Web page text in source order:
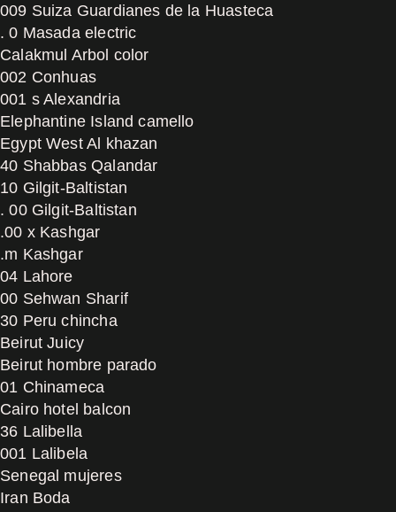
009 Suiza Guardianes de la Huasteca
. 0 Masada electric
Calakmul Arbol color
002 Conhuas
001 s Alexandria
Elephantine Island camello
Egypt West Al khazan
40 Shabbas Qalandar
10 Gilgit-Baltistan
. 00 Gilgit-Baltistan
.00 x Kashgar
.m Kashgar
04 Lahore
00 Sehwan Sharif
30 Peru chincha
Beirut Juicy
Beirut hombre parado
01 Chinameca
Cairo hotel balcon
36 Lalibella
001 Lalibela
Senegal mujeres
Iran Boda